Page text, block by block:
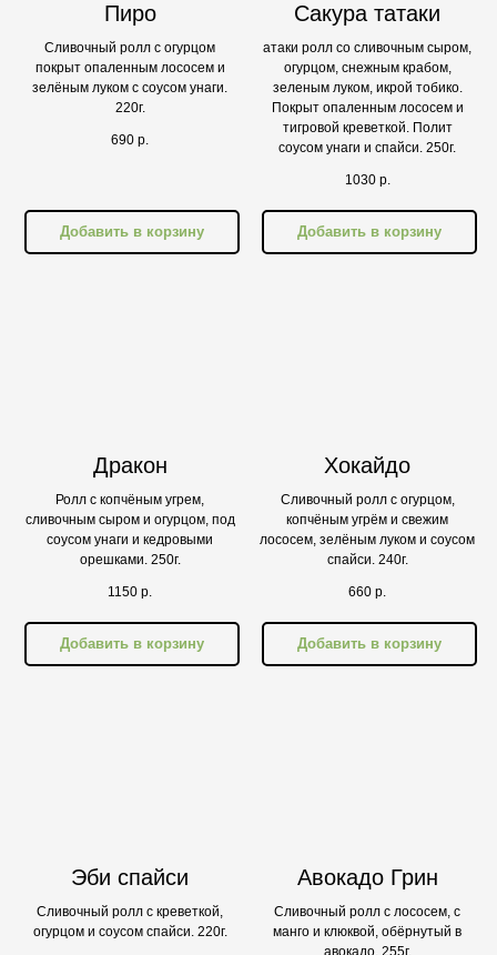
Пиро
Сливочный ролл с огурцом
покрыт опаленным лососем и
зелёным луком с соусом унаги.
220г.
690 р.
Добавить в корзину
Сакура татаки
атаки ролл со сливочным сыром,
огурцом, снежным крабом,
зеленым луком, икрой тобико.
Покрыт опаленным лососем и
тигровой креветкой. Полит
соусом унаги и спайси. 250г.
1030 р.
Добавить в корзину
Дракон
Ролл с копчёным угрем,
сливочным сыром и огурцом, под
соусом унаги и кедровыми
орешками. 250г.
1150 р.
Добавить в корзину
Хокайдо
Сливочный ролл с огурцом,
копчёным угрём и свежим
лососем, зелёным луком и соусом
спайси. 240г.
660 р.
Добавить в корзину
Эби спайси
Сливочный ролл с креветкой,
огурцом и соусом спайси. 220г.
Авокадо Грин
Сливочный ролл с лососем, с
манго и клюквой, обёрнутый в